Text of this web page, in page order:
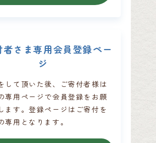
者さま専用会員登録ペー
ジ
して頂いた後、ご寄付者様は
専用ページで会員登録をお願
ます。登録ページはご寄付を
専用となります。